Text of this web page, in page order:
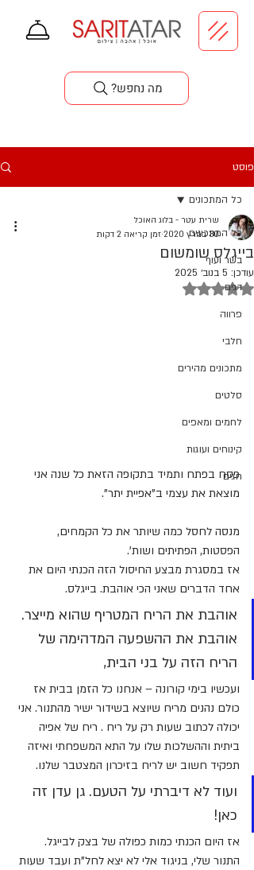
?מה נחפש
פוסט
כל המתכונים
בשר ועוף
דגים
פרווה
חלבי
מתכונים מהירים
סלטים
לחמים ומאפים
קינוחים ועוגות
חגים
כל המתכונים
בייגלס שומשום
שרית עטר - בלוג האוכל
30 במרץ 2020
זמן קריאה 2 דקות
עודכן: 5 בנוב׳ 2025
דירוג של NaN מתוך 5 כוכבים
פסח בפתח ותמיד בתקופה הזאת כל שנה אני
מוצאת את עצמי ב"אפיית יתר".
מנסה לחסל כמה שיותר את כל הקמחים,
הפסטות, הפתיתים ושות'.
אז במסגרת מבצע החיסול הזה הכנתי היום את
אחד הדברים שאני הכי אוהבת. בייגלס.
אוהבת את הריח המטריף שהוא מייצר.
אוהבת את ההשפעה המדהימה של
הריח הזה על בני הבית,
ועכשיו בימי קורונה – אנחנו כל הזמן בבית אז
כולם נהנים מריח שיוצא בשידור ישיר מהתנור. אני
יכולה לכתוב שעות רק על ריח . ריח של אפיה
ביתית וההשלכות שלו על התא המשפחתי ואיזה
תפקיד חשוב יש לריח בזיכרון המצטבר שלנו.
ועוד לא דיברתי על הטעם. גן עדן זה
כאן!
אז היום הכנתי כמות כפולה של בצק לבייגל.
התנור שלי, בניגוד אלי לא יצא לחל"ת ועבד שעות